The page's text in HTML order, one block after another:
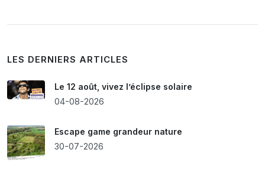
LES DERNIERS ARTICLES
Le 12 août, vivez l’éclipse solaire
04-08-2026
Escape game grandeur nature
30-07-2026